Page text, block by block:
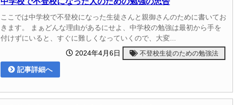
ここでは中学校で不登校になった生徒さんと親御さんのために書いてお
きます。 まぁどんな理由があるにせよ、中学校の勉強は最初から手を
付けずにいると、すぐに難しくなっていくので、大変...
2024年4月6日
不登校生徒のための勉強法
記事詳細へ